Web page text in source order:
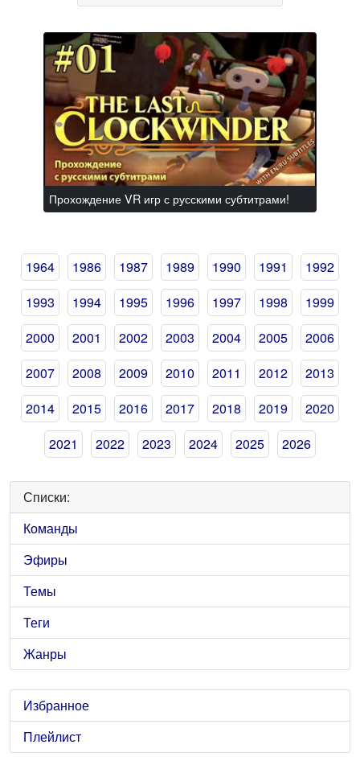
Прохождение VR игр с русскими субтитрами!
1964 1986 1987 1989 1990 1991
1992
1993
1994 1995 1996 1997 1998
1999
2000
2001 2002 2003 2004 2005
2006
2007
2008 2009 2010 2011 2012
2013
2014
2015 2016 2017 2018 2019
2020
2021
2022 2023 2024 2025 2026
Списки:
Команды
Эфиры
Темы
Теги
Жанры
Избранное
Плейлист